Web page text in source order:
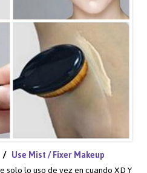
/ Use Mist / Fixer Makeup